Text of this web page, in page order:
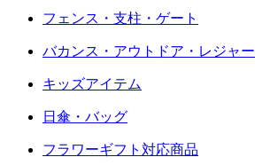
フェンス・支柱・ゲート
バカンス・アウトドア・レジャー
キッズアイテム
日傘・バッグ
フラワーギフト対応商品